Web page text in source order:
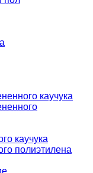
каучука
каучука
полиэтилена